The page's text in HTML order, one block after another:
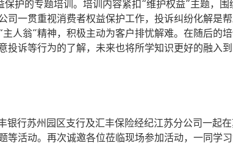
护的专题培训。培训内容紧扣“维护权益”主题，
司一贯重视消费者权益保护工作，投诉纠纷化解是
人翁”精神，积极主动为客户排忧解难。在随后的
诉等行为的了解，未来也将所学知识更好的融入到
银行苏州园区支行及汇丰保险经纪江苏分公司一起
活动。再次诚邀各位莅临现场参加活动，一同学